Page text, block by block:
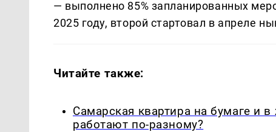
— выполнено 85% запланированных
2025 году, второй стартовал в апреле
Читайте также:
Самарская квартира на бумаге и
работают по-разному?